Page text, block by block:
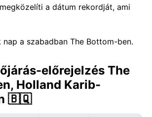
a dátum rekordját, ami
nap a szabadban The Bottom-ben.
előrejelzés The
Holland Karib-
🇧🇶